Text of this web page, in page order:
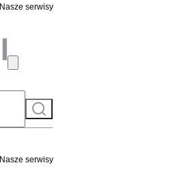
Nasze serwisy
Szukaj
Nasze serwisy